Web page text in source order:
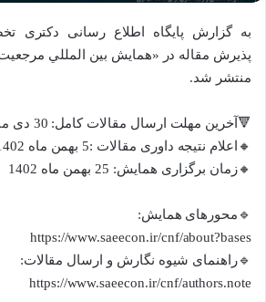
به گزارش پایگاه اطلاع رسانی دکتری
پذیرش مقاله در «همايش بين المللي
منتشر شد.
🔻آخرین مهلت ارسال مقالات کامل: 30 دی ماه 1402
🔸اعلام نتیجه داوری مقالات :5 بهمن ماه 1402
🔸زمان برگزاری همایش: 25 بهمن ماه 1402
🔹محورهای همایش:
https://www.saeecon.ir/cnf/about?bases
🔹راهنمای شیوه نگارش و ارسال مقالات:
https://www.saeecon.ir/cnf/authors.note